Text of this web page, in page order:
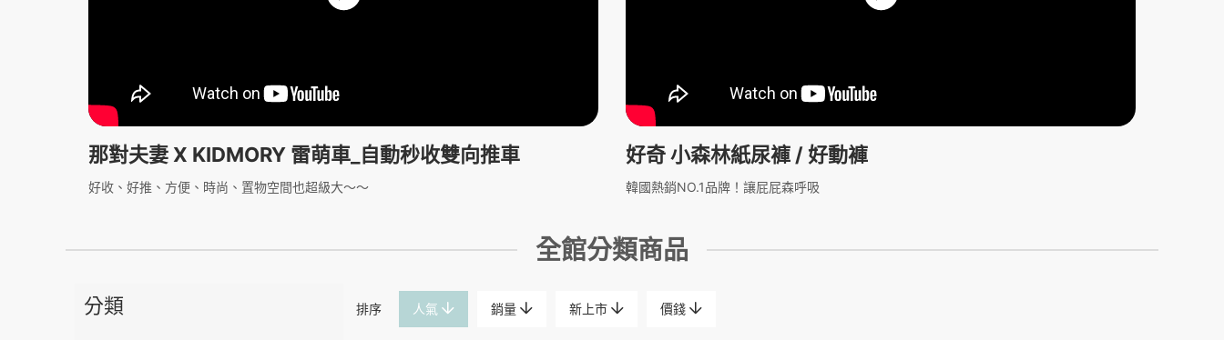
那對夫妻 X KIDMORY 雷萌車_自動秒收雙向推車
好收、好推、方便、時尚、置物空間也超級大～～
好奇 小森林紙尿褲 / 好動褲
韓國熱銷NO.1品牌！讓屁屁森呼吸
全館分類商品
分類 排序 人氣 銷量 新上市 價錢